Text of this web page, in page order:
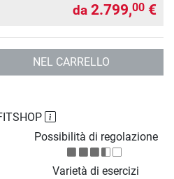
da 2.799,00 €
NEL CARRELLO
Possibilità di regolazione
Varietà di esercizi